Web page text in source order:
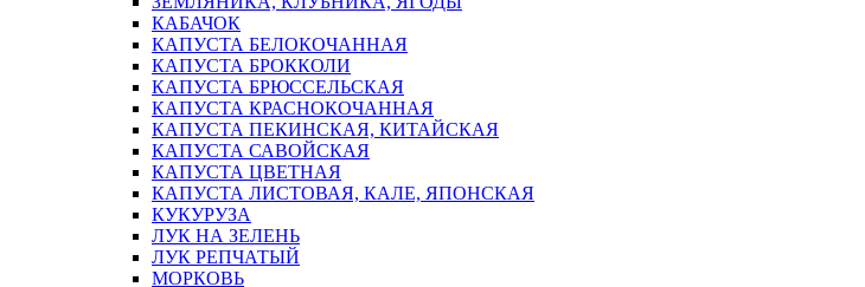
КАБАЧОК
КАПУСТА БЕЛОКОЧАННАЯ
КАПУСТА БРОККОЛИ
КАПУСТА БРЮССЕЛЬСКАЯ
КАПУСТА КРАСНОКОЧАННАЯ
КАПУСТА ПЕКИНСКАЯ, КИТАЙСКАЯ
КАПУСТА САВОЙСКАЯ
КАПУСТА ЦВЕТНАЯ
КАПУСТА ЛИСТОВАЯ, КАЛЕ, ЯПОНСКАЯ
КУКУРУЗА
ЛУК НА ЗЕЛЕНЬ
ЛУК РЕПЧАТЫЙ
МОРКОВЬ